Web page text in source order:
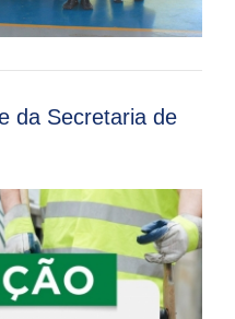
da Secretaria de